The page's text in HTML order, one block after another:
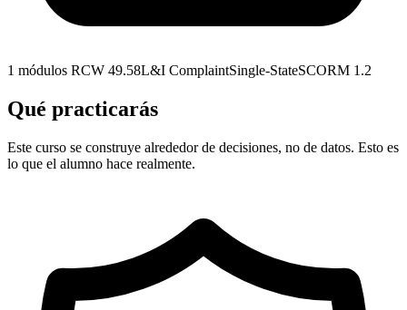
1 módulos RCW 49.58L&I ComplaintSingle-StateSCORM 1.2
Qué practicarás
Este curso se construye alrededor de decisiones, no de datos. Esto es
lo que el alumno hace realmente.